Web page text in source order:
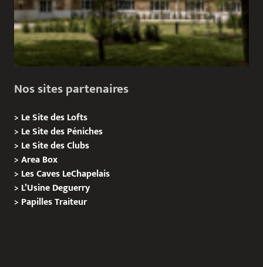
Nos sites partenaires
> Le Site des Lofts
> Le Site des Péniches
> Le Site des Clubs
>Area Box
> Les Caves LeChapelais
> L’Usine Deguerry
> PapillesTraiteur